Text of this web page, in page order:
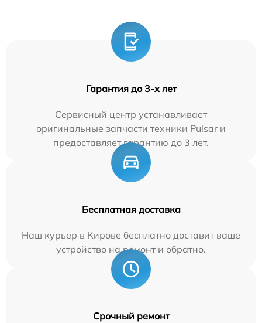
Гарантия до 3-х лет
Сервисный центр устанавливает
оригинальные запчасти техники Pulsar и
предоставляет гарантию до 3 лет.
Бесплатная доставка
Наш курьер в Кирове бесплатно доставит ваше
устройство на ремонт и обратно.
Срочный ремонт